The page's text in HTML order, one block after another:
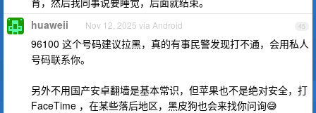
45
huaweii Nov 12, 2025 via Android
96100 这个号码建议拉黑，真的有事民警发现打不通，会用私人
号码联系你。
另外不用国产安卓翻墙是基本常识，但苹果也不是绝对安全，打
FaceTime ，在某些落后地区，黑皮狗也会来找你问询😅